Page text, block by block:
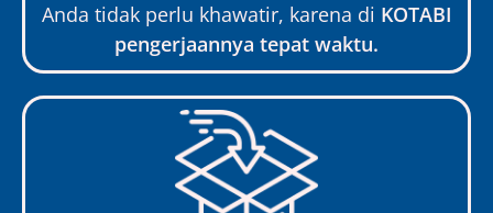
Anda tidak perlu khawatir, karena di KOTABI
pengerjaannya tepat waktu.